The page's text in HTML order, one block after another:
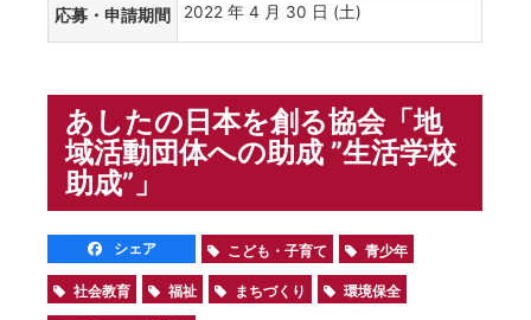
応募・申請期間 2022 年 4 月 30 日 (土)
あしたの日本を創る協会「地
域活動団体への助成 ”生活学校
助成”」
シェア こども・子育て 青少年
社会教育 福祉 まちづくり 環境保全